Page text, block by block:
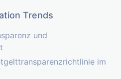
Trends
und
im